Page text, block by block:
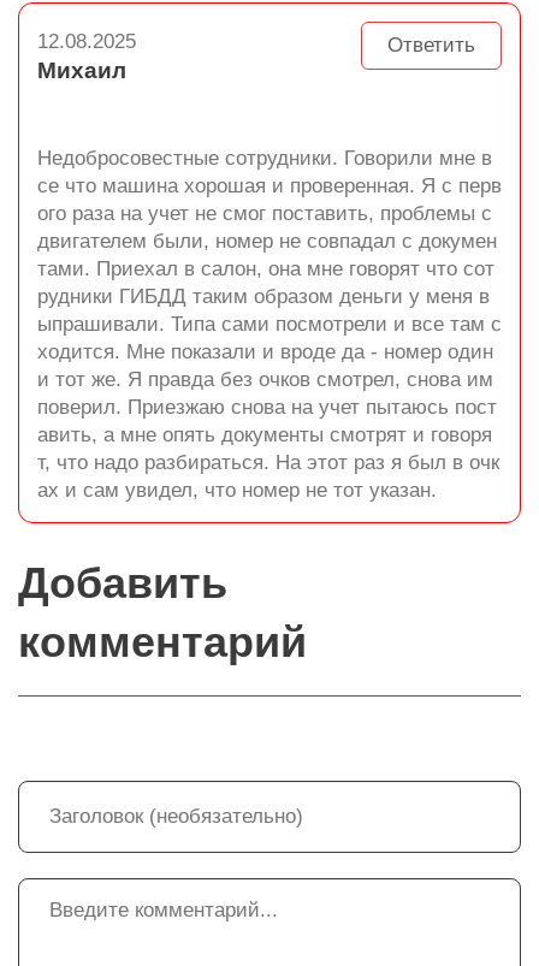
Ответить
12.08.2025
Михаил
Недобросовестные сотрудники. Говорили мне в
се что машина хорошая и проверенная. Я с перв
ого раза на учет не смог поставить, проблемы с
двигателем были, номер не совпадал с докумен
тами. Приехал в салон, она мне говорят что сот
рудники ГИБДД таким образом деньги у меня в
ыпрашивали. Типа сами посмотрели и все там с
ходится. Мне показали и вроде да - номер один
и тот же. Я правда без очков смотрел, снова им
поверил. Приезжаю снова на учет пытаюсь пост
авить, а мне опять документы смотрят и говоря
т, что надо разбираться. На этот раз я был в очк
ах и сам увидел, что номер не тот указан.
Добавить
комментарий